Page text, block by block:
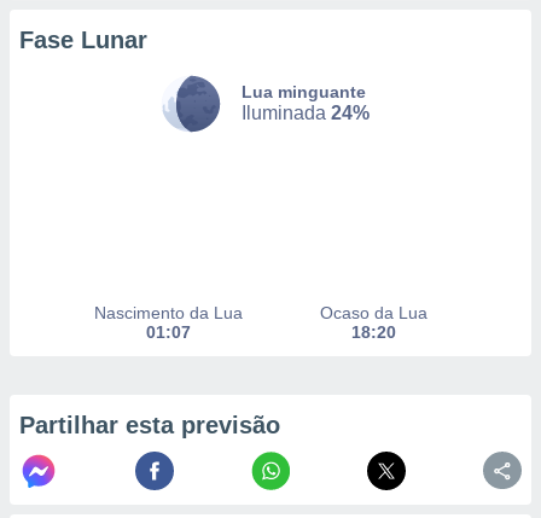
seus
se
Fase Lunar
Lua minguante
Iluminada 24%
Nascimento da Lua
01:07
Ocaso da Lua
18:20
Partilhar esta previsão